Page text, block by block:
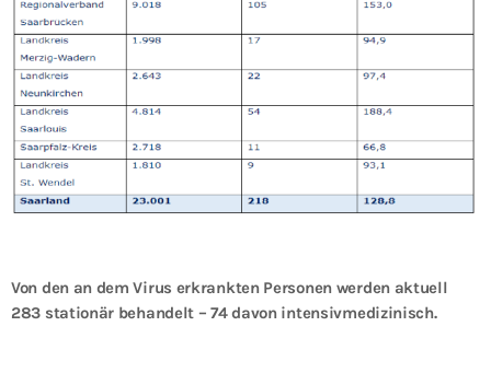
Von den an dem Virus erkrankten Personen werden aktuell
283 stationär behandelt – 74 davon intensivmedizinisch.